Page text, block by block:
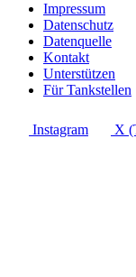
Impressum
Datenschutz
Datenquelle
Kontakt
Unterstützen
Für Tankstellen
Instagram X